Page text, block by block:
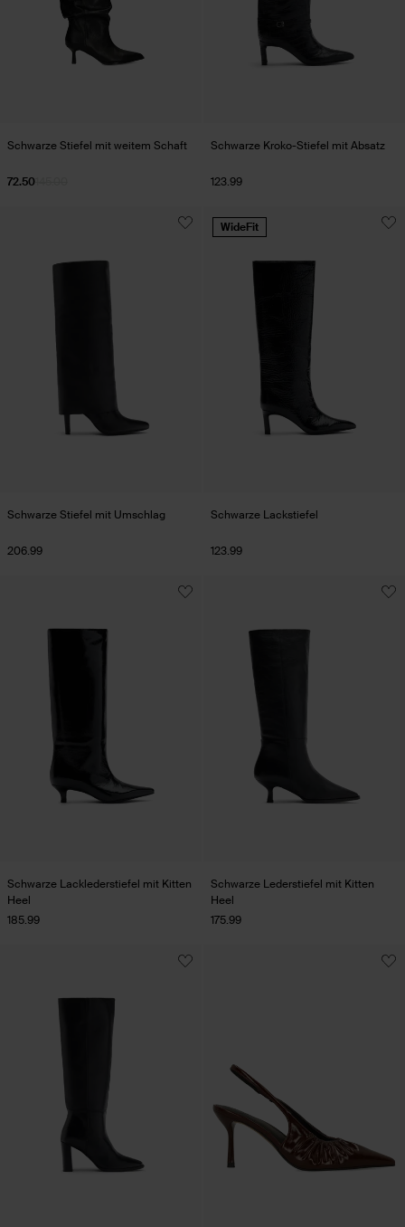
Schwarze Stiefel mit weitem Schaft
72.50
Schwarze Kroko-Stiefel mit Absatz
123.99
Schwarze Stiefel mit Umschlag
206.99
Schwarze Lackstiefel
123.99
WideFit
Schwarze Lacklederstiefel mit Kitten
Heel
185.99
Schwarze Lederstiefel mit Kitten
Heel
175.99